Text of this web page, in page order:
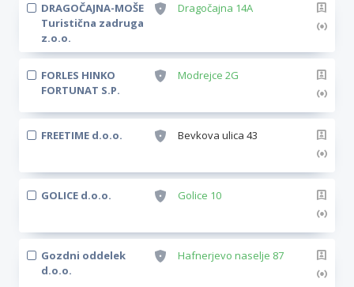
DRAGOČAJNA-MOŠE
Turistična zadruga
z.o.o.
Dragočajna 14A
FORLES HINKO
FORTUNAT S.P.
Modrejce 2G
FREETIME d.o.o. Bevkova ulica 43
GOLICE d.o.o. Golice 10
Gozdni oddelek
d.o.o.
Hafnerjevo naselje 87